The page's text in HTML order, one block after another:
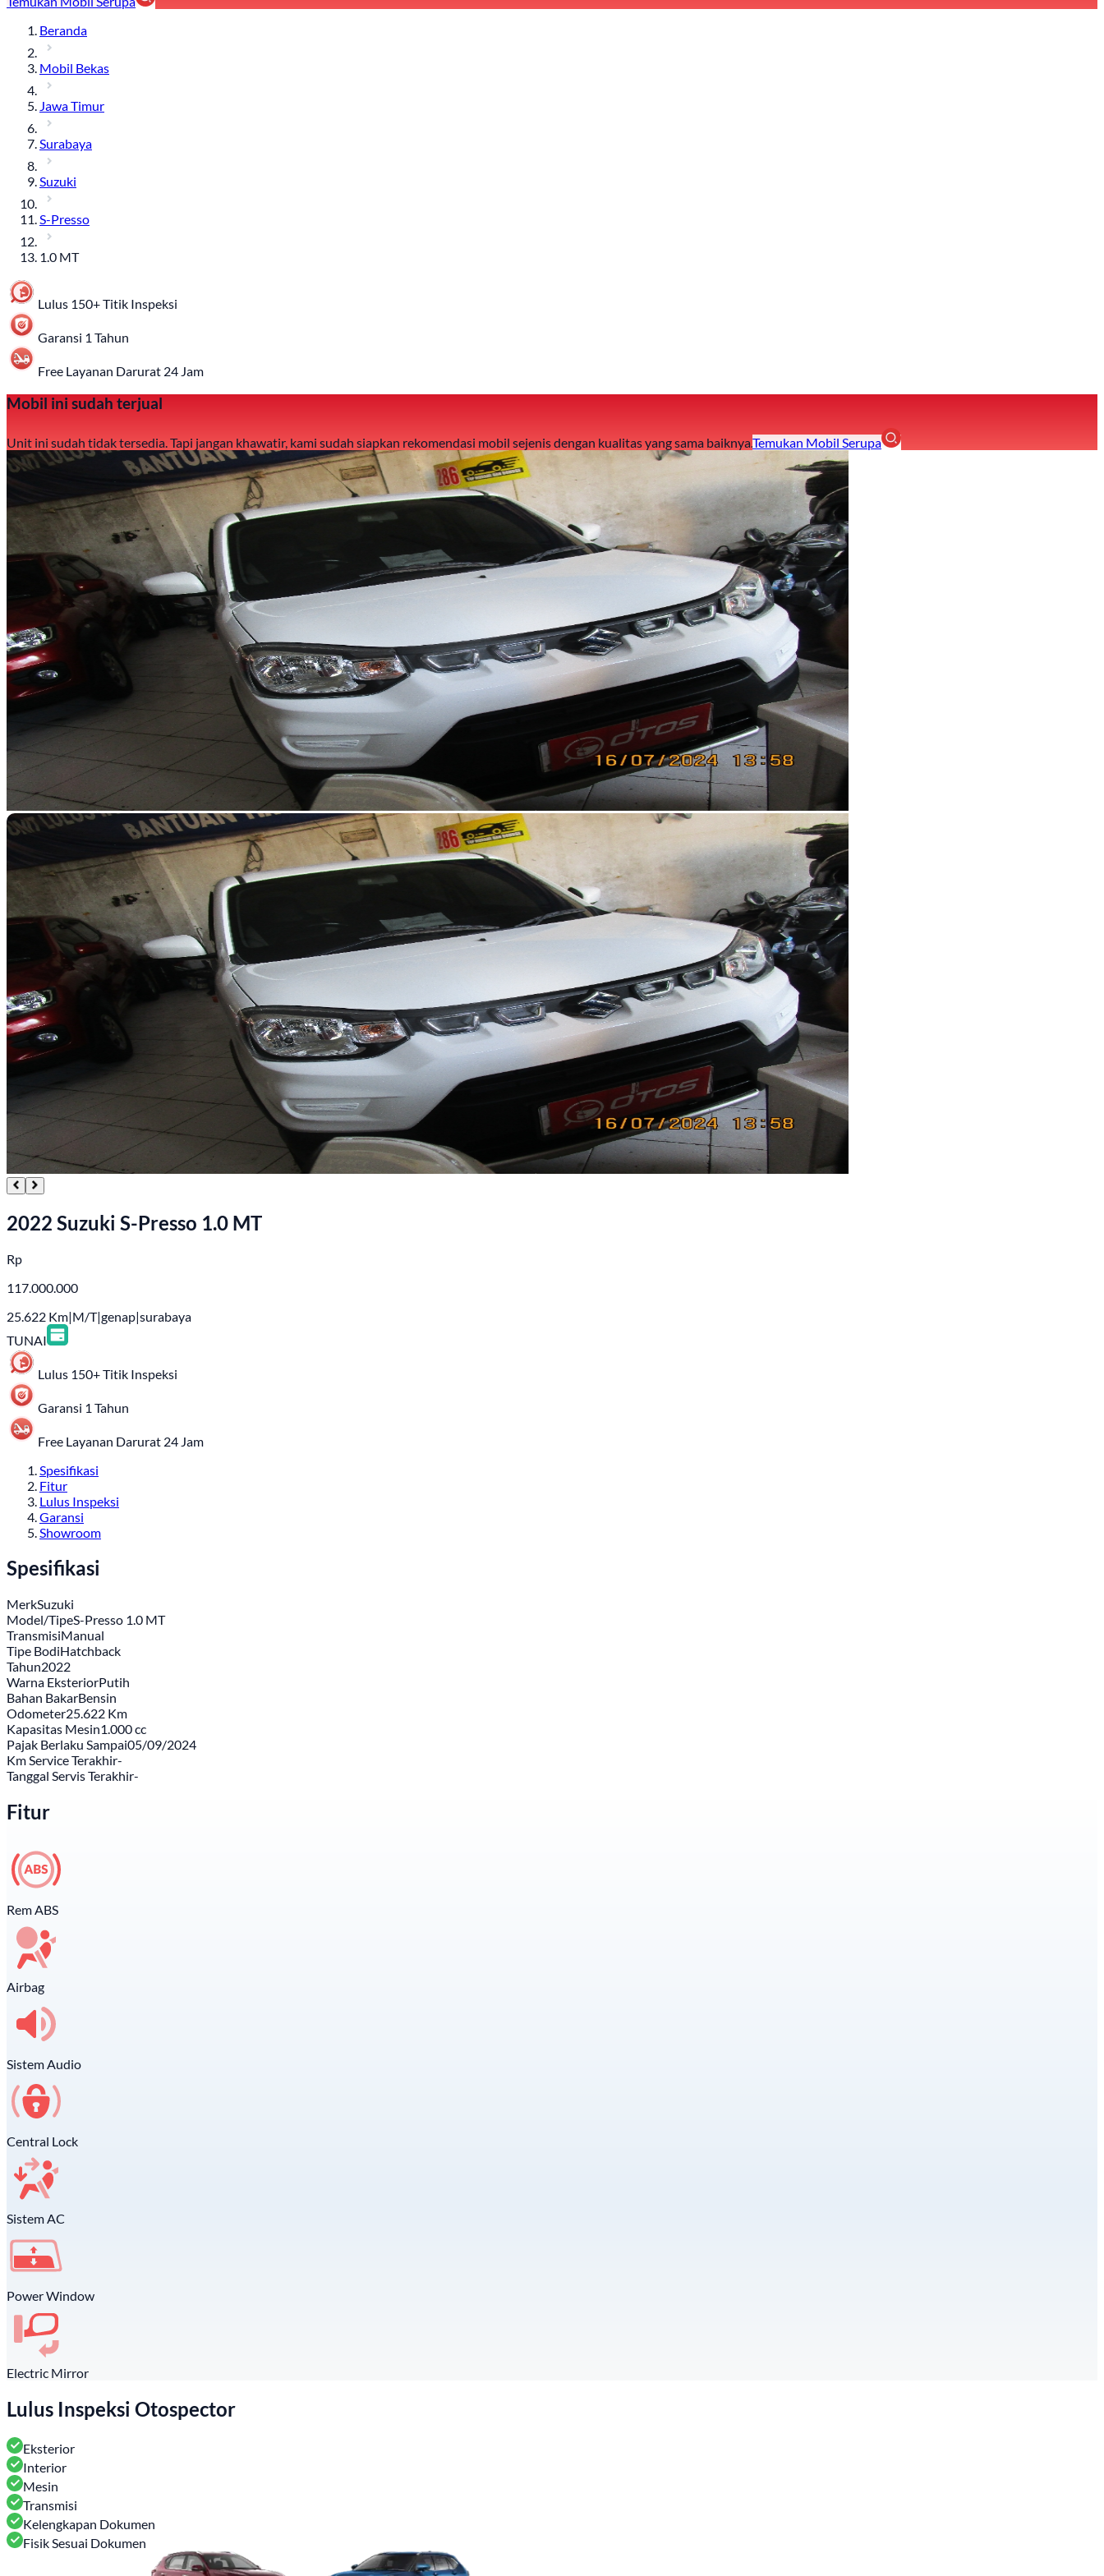
Beranda
Mobil Bekas
Jawa Timur
Surabaya
Suzuki
S-Presso
1.0 MT
Lulus 150+ Titik Inspeksi
Garansi 1 Tahun
Free Layanan Darurat 24 Jam
Mobil ini sudah terjual
Unit ini sudah tidak tersedia. Tapi jangan khawatir, kami sudah siapkan rekomendasi mobil sejenis dengan kualitas yang sama baiknya.Temukan Mobil Serupa
2022 Suzuki S-Presso 1.0 MT
Rp
117.000.000
25.622 Km|M/T|genap|surabaya
TUNAI
Lulus 150+ Titik Inspeksi
Garansi 1 Tahun
Free Layanan Darurat 24 Jam
Spesifikasi
Fitur
Lulus Inspeksi
Garansi
Showroom
Spesifikasi
MerkSuzuki
Model/TipeS-Presso 1.0 MT
TransmisiManual
Tipe BodiHatchback
Tahun2022
Warna EksteriorPutih
Bahan BakarBensin
Odometer25.622 Km
Kapasitas Mesin1.000 cc
Pajak Berlaku Sampai05/09/2024
Km Service Terakhir-
Tanggal Servis Terakhir-
Fitur
Rem ABS
Airbag
Sistem Audio
Central Lock
Sistem AC
Power Window
Electric Mirror
Lulus Inspeksi Otospector
Eksterior
Interior
Mesin
Transmisi
Kelengkapan Dokumen
Fisik Sesuai Dokumen